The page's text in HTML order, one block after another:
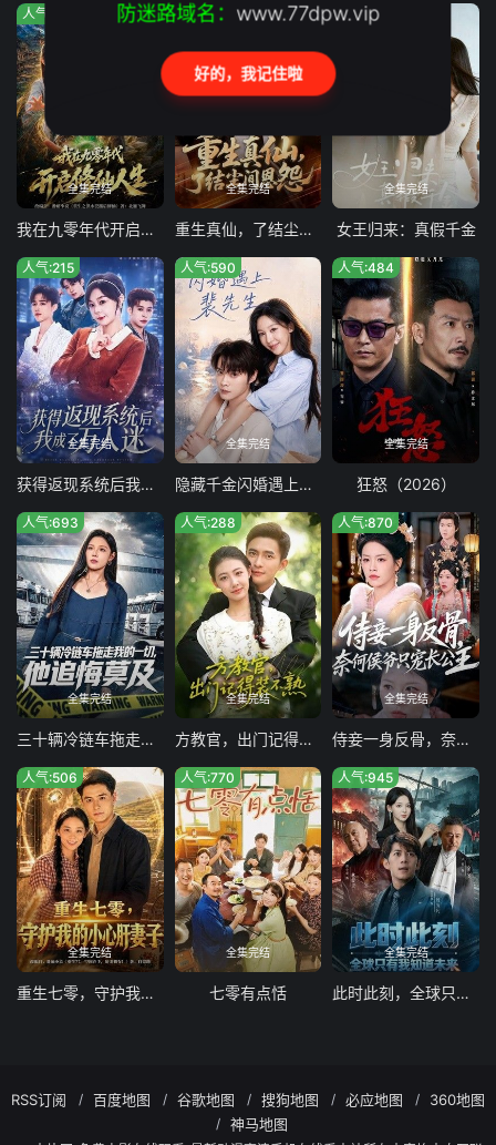
全集完结
人气:423
我在九零年代开启修仙人生
全集完结
人气:749
重生真仙，了结尘间恩怨
全集完结
人气:812
女王归来：真假千金
全集完结
人气:215
获得返现系统后我成了万人迷
全集完结
人气:590
隐藏千金闪婚遇上裴先生
全集完结
人气:484
狂怒（2026）
全集完结
人气:693
三十辆冷链车拖走我的一切，他追悔莫及
全集完结
人气:288
方教官，出门记得装不熟
全集完结
人气:870
侍妾一身反骨，奈何侯爷只宠长公主
全集完结
人气:506
重生七零，守护我的小心肝妻子
全集完结
人气:770
七零有点恬
全集完结
人气:945
此时此刻，全球只有我知道未来
RSS订阅 百度地图 谷歌地图 搜狗地图 必应地图
360地图
神马地图
防迷路域名： www.77dpw.vip
好的，我记住啦